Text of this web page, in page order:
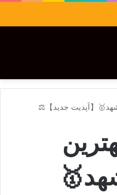
تا بهترین